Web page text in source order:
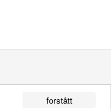
forstått